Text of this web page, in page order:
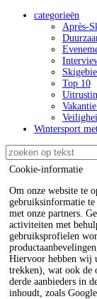
Cookie-informatie
Om onze website te
gebruiksinformatie
met onze partners.
activiteiten met
gebruiksprofielen
Hiervoor hebben wij
trekken), wat ook de
derde aanbieders in
inhoudt, zoals
categorieën
Après-
Top 10
Wintersport